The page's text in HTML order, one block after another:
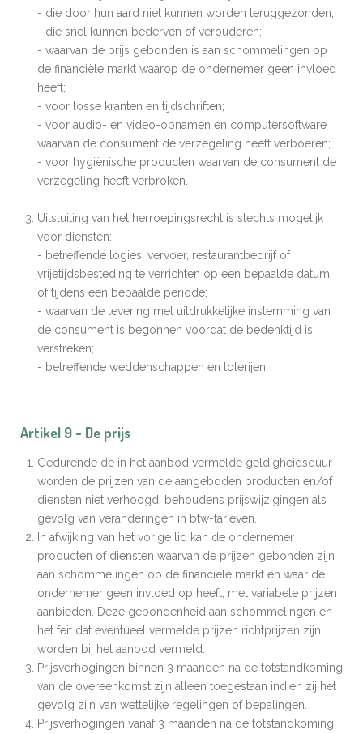
- die door hun aard niet kunnen worden teruggezonden;
- die snel kunnen bederven of verouderen;
- waarvan de prijs gebonden is aan schommelingen op
de financiële markt waarop de ondernemer geen invloed
heeft;
- voor losse kranten en tijdschriften;
- voor audio- en video-opnamen en computersoftware
waarvan de consument de verzegeling heeft verboeren;
- voor hygiënische producten waarvan de consument de
verzegeling heeft verbroken.
Uitsluiting van het herroepingsrecht is slechts mogelijk
voor diensten:
- betreffende logies, vervoer, restaurantbedrijf of
vrijetijdsbesteding te verrichten op een bepaalde datum
of tijdens een bepaalde periode;
- waarvan de levering met uitdrukkelijke instemming van
de consument is begonnen voordat de bedenktijd is
verstreken;
- betreffende weddenschappen en loterijen.
Artikel 9 - De prijs
Gedurende de in het aanbod vermelde geldigheidsduur
worden de prijzen van de aangeboden producten en/of
diensten niet verhoogd, behoudens prijswijzigingen als
gevolg van veranderingen in btw-tarieven.
In afwijking van het vorige lid kan de ondernemer
producten of diensten waarvan de prijzen gebonden zijn
aan schommelingen op de financiële markt en waar de
ondernemer geen invloed op heeft, met variabele prijzen
aanbieden. Deze gebondenheid aan schommelingen en
het feit dat eventueel vermelde prijzen richtprijzen zijn,
worden bij het aanbod vermeld.
Prijsverhogingen binnen 3 maanden na de totstandkoming
van de overeenkomst zijn alleen toegestaan indien zij het
gevolg zijn van wettelijke regelingen of bepalingen.
Prijsverhogingen vanaf 3 maanden na de totstandkoming